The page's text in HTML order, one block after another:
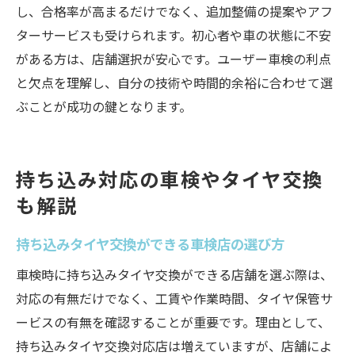
し、合格率が高まるだけでなく、追加整備の提案やアフ
ターサービスも受けられます。初心者や車の状態に不安
がある方は、店舗選択が安心です。ユーザー車検の利点
と欠点を理解し、自分の技術や時間的余裕に合わせて選
ぶことが成功の鍵となります。
持ち込み対応の車検やタイヤ交換
も解説
持ち込みタイヤ交換ができる車検店の選び方
車検時に持ち込みタイヤ交換ができる店舗を選ぶ際は、
対応の有無だけでなく、工賃や作業時間、タイヤ保管サ
ービスの有無を確認することが重要です。理由として、
持ち込みタイヤ交換対応店は増えていますが、店舗によ